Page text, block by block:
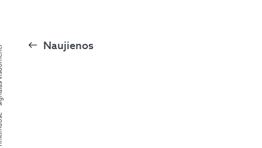
Naujienos